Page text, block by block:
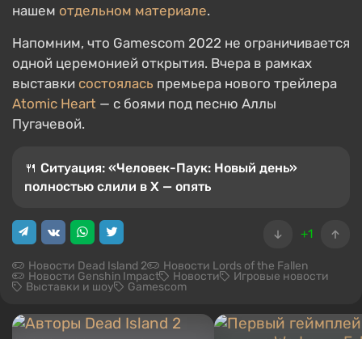
нашем отдельном материале.
Напомним, что Gamescom 2022 не ограничивается
одной церемонией открытия. Вчера в рамках
выставки состоялась премьера нового трейлера
Atomic Heart — с боями под песню Аллы
Пугачевой.
🍴 Ситуация: «Человек-Паук: Новый день»
полностью слили в X — опять
+1
Новости Dead Island 2 Новости Lords of the Fallen
Новости Genshin Impact Новости Игровые новости
Выставки и шоу Gamescom